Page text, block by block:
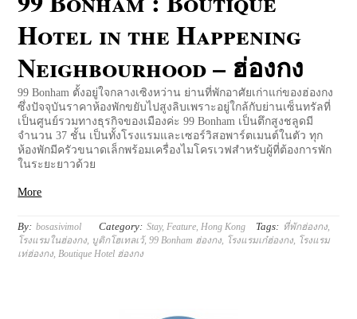
Hotel in the Happening
Neighbourhood – ฮ่องกง
99 Bonham ตั้งอยู่ใจกลางเซิงหว่าน ย่านที่พักอาศัยเก่าแก่ของฮ่องกง
ซึ่งปัจจุบันราคาห้องพักขยับไปสูงลิบเพราะอยู่ใกล้กับย่านเซ็นทรัลที่
เป็นศูนย์รวมทางธุรกิจของเมืองค่ะ 99 Bonham เป็นตึกสูงชลูดมี
จำนวน 37 ชั้น เป็นทั้งโรงแรมและเซอร์วิสอพาร์ตเมนต์ในตัว ทุก
ห้องพักมีครัวขนาดเล็กพร้อมเครื่องไมโครเวฟสำหรับผู้ที่ต้องการพัก
ในระยะยาวด้วย
More
By: bosasivimol Category: Stay, Feature Hong Kong Tags: ที่พักฮ่องกง,
โรงแรมในฮ่องกง, บูติกโฮเทลเว้,99 Bonham ฮ่องกง, โรงแรมเก๋ฮ่องกง, โรงแรม
เท่ฮ่องกง, Boutique Hotel ฮ่องกง